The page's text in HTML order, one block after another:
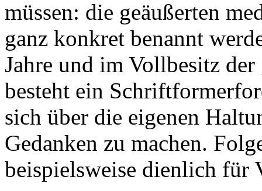
müssen: die geäußerten
ganz konkret benannt
Jahre und im Vollbesitz
besteht ein
sich über die eigenen
Gedanken zu machen.
beispielsweise dienlich für